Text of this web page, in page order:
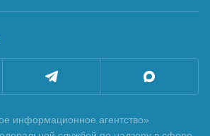
информационное агентство»